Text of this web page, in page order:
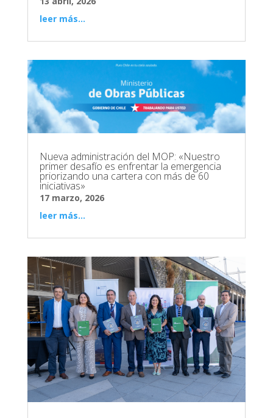
leer más...
Nueva administración del MOP: «Nuestro
primer desafío es enfrentar la emergencia
priorizando una cartera con más de 60
iniciativas»
17 marzo, 2026
leer más...